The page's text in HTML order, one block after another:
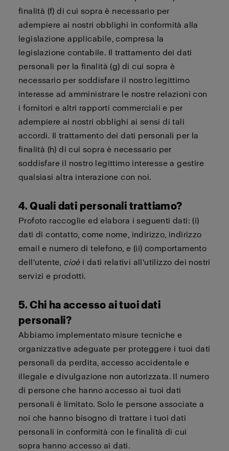
finalità (f) di cui sopra è necessario per
adempiere ai nostri obblighi in conformità alla
legislazione applicabile, compresa la
legislazione contabile. Il trattamento dei dati
personali per la finalità (g) di cui sopra è
necessario per soddisfare il nostro legittimo
interesse ad amministrare le nostre relazioni con
i fornitori e altri rapporti commerciali e per
adempiere ai nostri obblighi ai sensi di tali
accordi. Il trattamento dei dati personali per la
finalità (h) di cui sopra è necessario per
soddisfare il nostro legittimo interesse a gestire
qualsiasi altra interazione con noi.
4. Quali dati personali trattiamo?
Profoto raccoglie ed elabora i seguenti dati: (i)
dati di contatto, come nome, indirizzo, indirizzo
email e numero di telefono, e (ii) comportamento
dell'utente, cioèi dati relativi all'utilizzo dei nostri
servizi e prodotti.
5. Chi ha accesso ai tuoi dati
personali?
Abbiamo implementato misure tecniche e
organizzative adeguate per proteggere i tuoi dati
personali da perdita, accesso accidentale e
illegale e divulgazione non autorizzata. Il numero
di persone che hanno accesso ai tuoi dati
personali è limitato. Solo le persone associate a
noi che hanno bisogno di trattare i tuoi dati
personali in conformità con le finalità di cui
sopra hanno accesso ai dati.